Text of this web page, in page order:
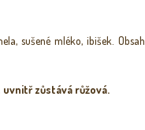
sušené mléko, ibišek.
zůstává růžová.